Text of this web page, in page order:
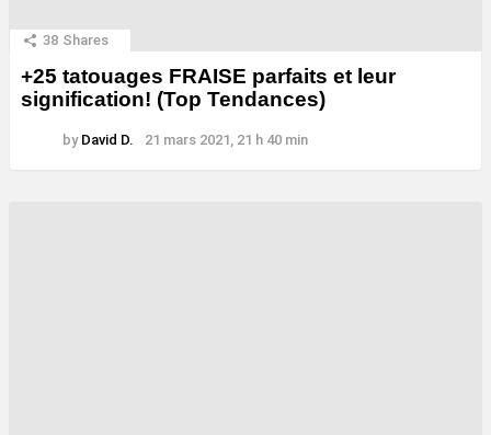
38 Shares
+25 tatouages ​​FRAISE parfaits et leur
signification! (Top Tendances)
by David D. 21 mars 2021, 21 h 40 min